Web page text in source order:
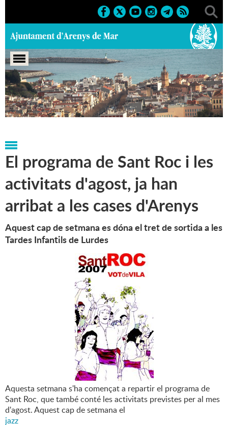
Portada > Notícies > Marcs > Culturals > 2007 > Sant Roc
2007
El programa de Sant Roc i les
activitats d'agost, ja han
arribat a les cases d'Arenys
Aquest cap de setmana es dóna el tret de sortida a les
Tardes Infantils de Lurdes
Aquesta setmana s'ha començat a repartir el programa de
Sant Roc, que també conté les activitats previstes per al mes
d'agost. Aquest cap de setmana el
jazz